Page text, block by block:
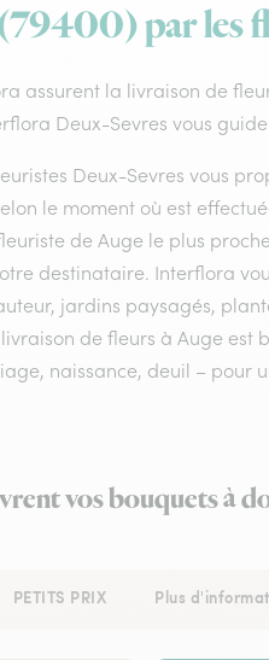
par les
assurent la livraison de
Deux-Sevres vous
Deux-Sevres vous
le moment où est
de Auge le plus
destinataire. Interflora
jardins paysagés,
de fleurs à Auge est
naissance, deuil – pour
vos bouquets à
PETITS PRIX Plus